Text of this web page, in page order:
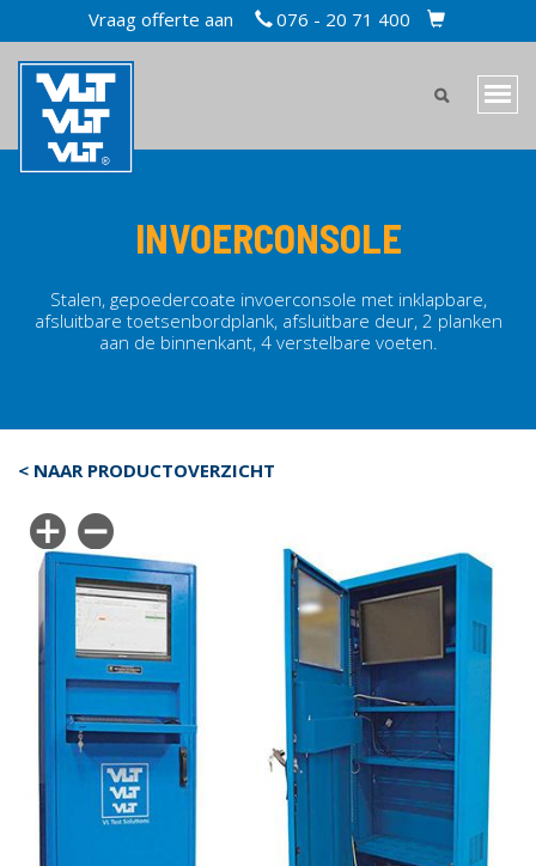
inhoud
TOPBAR
Vraag offerte aan 076 - 20 71 400
CART
MAIN
MENU
INVOERCONSOLE
Stalen, gepoedercoate invoerconsole met inklapbare,
afsluitbare toetsenbordplank, afsluitbare deur, 2 planken
aan de binnenkant, 4 verstelbare voeten.
< NAAR PRODUCTOVERZICHT